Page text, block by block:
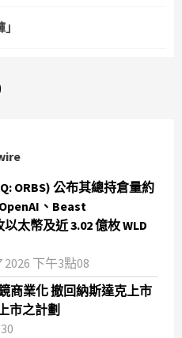
ORBS) 公布其總持倉量約
、Beast
太幣及近 3.02 億枚 WLD
下午3點08
商業化 撤回納斯達克上市
市之計劃